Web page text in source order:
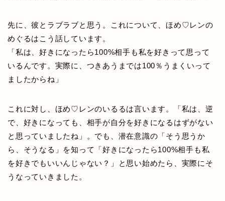
先に、彼とラブラブと思う。これについて、ほめ♡レンの
めぐるはこう話しています。
「私は、好きになったら100%相手も私を好きって思って
いるんです。実際に、つきあうまでは100％うまくいって
ましたからね」
これに対し、ほめ♡レンのいるるは言います。「私は、逆
で、好きになっても、相手が自分を好きになるはずがない
と思っていましたね」。でも、潜在意識の「そう思うか
ら、そうなる」を知って「好きになったら100%相手も私
を好きでもいいんじゃない？」と思い始めたら、実際にそ
うなっていきました。